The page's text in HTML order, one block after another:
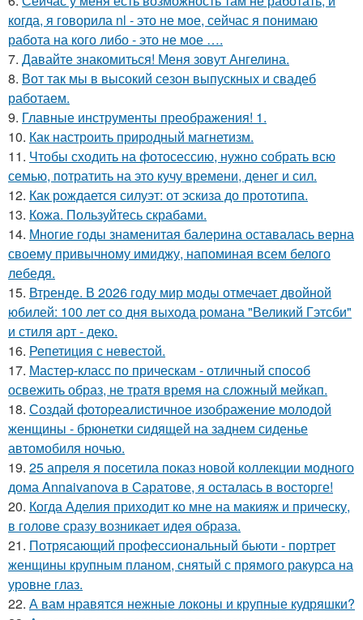
когда, я говорила nl - это не мое, сейчас я понимаю
работа на кого либо - это не мое ….
7. Давайте знакомиться! Меня зовут Ангелина.
8. Вот так мы в высокий сезон выпускных и свадеб
работаем.
9. Главные инструменты преображения! 1.
10. Как настроить природный магнетизм.
11. Чтобы сходить на фотосессию, нужно собрать всю
семью, потратить на это кучу времени, денег и сил.
12. Как рождается силуэт: от эскиза до прототипа.
13. Кожа. Пользуйтесь скрабами.
14. Многие годы знаменитая балерина оставалась верна
своему привычному имиджу, напоминая всем белого
лебедя.
15. Втренде. В 2026 году мир моды отмечает двойной
юбилей: 100 лет со дня выхода романа "Великий Гэтсби"
и стиля арт - деко.
16. Репетиция с невестой.
17. Мастер-класс по прическам - отличный способ
освежить образ, не тратя время на сложный мейкап.
18. Создай фотореалистичное изображение молодой
женщины - брюнетки сидящей на заднем сиденье
автомобиля ночью.
19. 25 апреля я посетила показ новой коллекции модного
дома Annaivanova в Саратове, я осталась в восторге!
20. Когда Аделия приходит ко мне на макияж и прическу,
в голове сразу возникает идея образа.
21. Потрясающий профессиональный бьюти - портрет
женщины крупным планом, снятый с прямого ракурса на
уровне глаз.
22. А вам нравятся нежные локоны и крупные кудряшки?